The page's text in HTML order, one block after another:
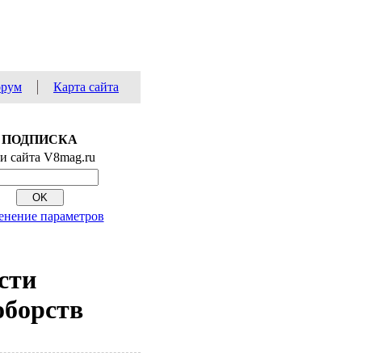
Карта сайта
ПОДПИСКА
сайта V8mag.ru
параметров